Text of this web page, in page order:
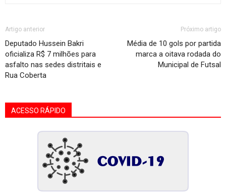
Artigo anterior
Deputado Hussein Bakri
oficializa R$ 7 milhões para
asfalto nas sedes distritais e
Rua Coberta
Próximo artigo
Média de 10 gols por partida
marca a oitava rodada do
Municipal de Futsal
ACESSO RÁPIDO